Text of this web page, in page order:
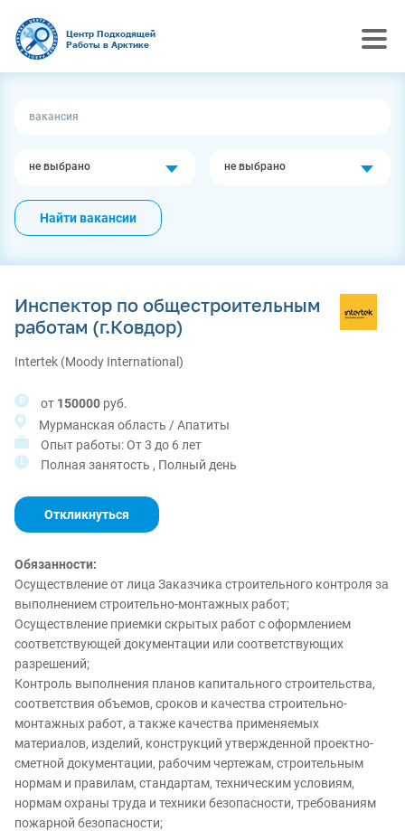
Центр Подходящей
Работы в Арктике
не выбрано не выбрано
Найти вакансии
Инспектор по общестроительным
работам (г.Ковдор)
Intertek (Moody International)
от 150000 руб.
Мурманская область / Апатиты
Опыт работы: От 3 до 6 лет
Полная занятость , Полный день
Откликнуться
Обязанности:
Осуществление от лица Заказчика строительного контроля за
выполнением строительно-монтажных работ;
Осуществление приемки скрытых работ с оформлением
соответствующей документации или соответствующих
разрешений;
Контроль выполнения планов капитального строительства,
соответствия объемов, сроков и качества строительно-
монтажных работ, а также качества применяемых
материалов, изделий, конструкций утвержденной проектно-
сметной документации, рабочим чертежам, строительным
нормам и правилам, стандартам, техническим условиям,
нормам охраны труда и техники безопасности, требованиям
пожарной безопасности;